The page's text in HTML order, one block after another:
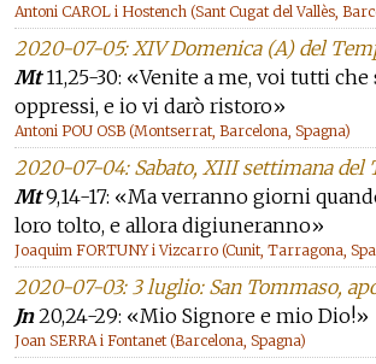
Antoni CAROL i Hostench (Sant Cugat del Vallès,
2020-07-05: XIV Domenica (A) del
Mt11,25-30: «Venite a me, voi tutti
oppressi, e io vi darò ristoro»
Antoni POU OSB (Montserrat, Barcelona, Spagna)
2020-07-04: Sabato, XIII settimana del
Mt9,14-17: «Ma verranno giorni
loro tolto, e allora digiuneranno»
Joaquim FORTUNY i Vizcarro (Cunit, Tarragona,
2020-07-03: 3 luglio: San Tommaso,
Jn20,24-29: «Mio Signore e mio Dio!»
Joan SERRA i Fontanet (Barcelona, Spagna)